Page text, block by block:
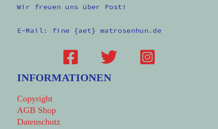
Wir freuen uns über Post!
E-Mail: fine {aet} matrosenhun.de
INFORMATIONEN
Copyright
AGB Shop
Datenschutz